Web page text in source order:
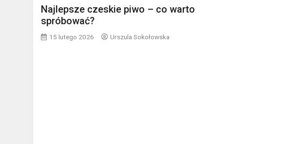
Najlepsze czeskie piwo – co warto
spróbować?
15 lutego 2026 Urszula Sokołowska